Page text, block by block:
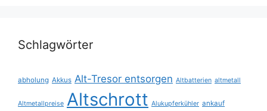
Schlagwörter
abholung Akkus Alt-Tresor entsorgen Altbatterien altmetall
Altmetallpreise Altschrott Alukupferkühler ankauf